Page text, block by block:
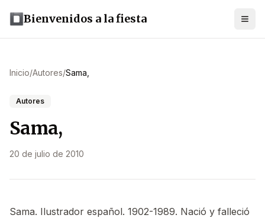
Bienvenidos a la fiesta
Inicio/Autores/Sama,
Autores
Sama,
20 de julio de 2010
Sama. Ilustrador español. 1902-1989. Nació y falleció